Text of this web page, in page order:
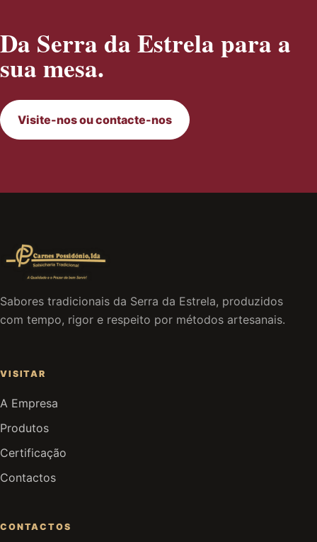
Da Serra da Estrela para a
sua mesa.
Visite-nos ou contacte-nos
Sabores tradicionais da Serra da Estrela, produzidos
com tempo, rigor e respeito por métodos artesanais.
VISITAR
A Empresa
Produtos
Certificação
Contactos
CONTACTOS